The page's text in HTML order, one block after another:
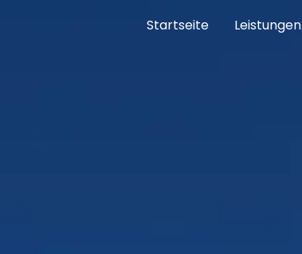
Startseite Leistungen